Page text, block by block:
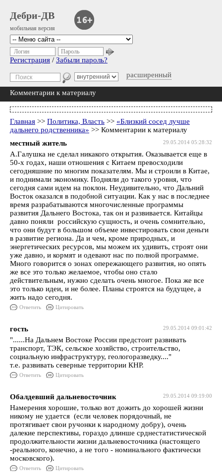
Дебри-ДВ
мобильная версия
расширенный
Логин Пароль
Регистрация / Забыли пароль?
Комментарии к материалу
Главная >> Политика, Власть >> «Близкий сосед лучше
дальнего родственника» >> Комментарии к материалу
29.05.2014 05:28:32
местный житель
А.Галушка не сделал никакого открытия. Оказывается еще в
50-х годах, наши отношения с Китаем превосходили
сегодняшние по многим показателям. Мы и строили в Китае,
и поднимали экономику. Подняли до такого уровня, что
сегодня сами идем на поклон. Неудивительно, что Дальний
Восток оказался в подобной ситуации. Как у нас в последнее
время разрабатываются многочисленные программы
развития Дальнего Востока, так он и развивается. Китайцы
давно поняли российскую сущность, и очень сомнительно,
что они будут в большом объеме инвестировать свои деньги
в развитие региона. Да и чем, кроме природных, и
энергетических ресурсов, мы можем их удивить, строят они
уже давно, и кормят и одевают нас по полной программе.
Много говорится о зонах опережающего развития, но опять
же все это только желаемое, чтобы оно стало
действительным, нужно сделать очень многое. Пока же все
это только идеи, и не более. Планы строятся на будущее, а
жить надо сегодня.
Ответить Цитировать
29.05.2014 09:01:42
гость
"......На Дальнем Востоке России предстоит развивать
транспорт, ТЭК, сельское хозяйство, строительство,
социальную инфраструктуру, геологоразведку...."
т.е. развивать северные территории КНР.
Ответить Цитировать
29.05.2014 09:19:00
Обалдевший дальневосточник
Намерения хорошие, только вот дожить до хорошей жизни
никому не удается (если человек порядочный, не
протягивает свои ручонки к народному добру), очень
далекие перспективы, гораздо длинше срднестатистической
продолжительности жизни дальневосточника (настоящего
-реального, конечно, а не того - номинального фактически
московского).
Ответить Цитировать